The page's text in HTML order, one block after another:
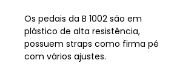
Os pedais da B 1002 são em
plástico de alta resistência,
possuem straps como firma pé
com vários ajustes.